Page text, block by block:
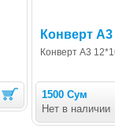
Конверт А3
Конверт А3
1500 Сум
Нет в наличии